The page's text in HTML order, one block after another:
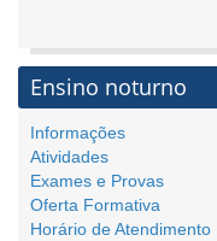
Ensino noturno
Informações
Atividades
Exames e Provas
Oferta Formativa
Horário de Atendimento